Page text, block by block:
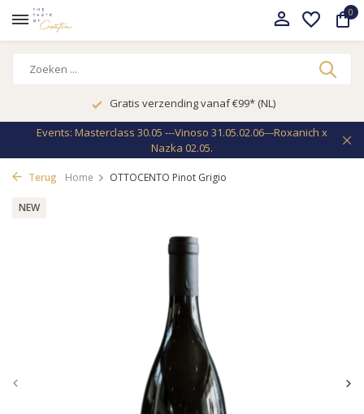
0
Gratis verzending vanaf €99* (NL)
Events: Masterclass 30.05 ---Vinoso 31.05.02.06---Roxanich x
Nazka 02.05.
Terug Home OTTOCENTO Pinot Grigio
NEW